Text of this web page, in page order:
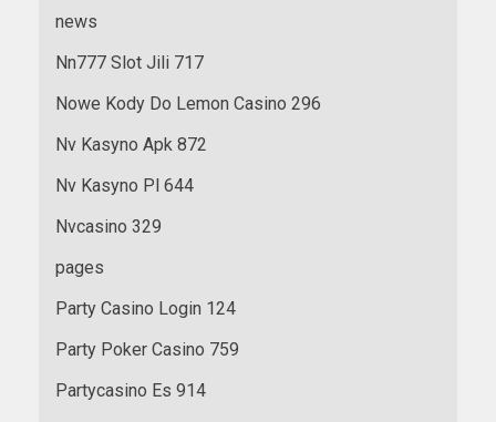
news
Nn777 Slot Jili 717
Nowe Kody Do Lemon Casino 296
Nv Kasyno Apk 872
Nv Kasyno Pl 644
Nvcasino 329
pages
Party Casino Login 124
Party Poker Casino 759
Partycasino Es 914